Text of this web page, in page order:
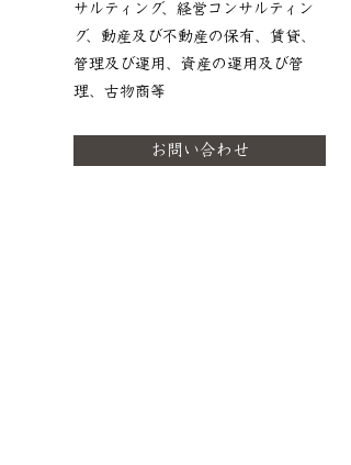
サルティング、経営コンサルティン
グ、動産及び不動産の保有、賃貸、
管理及び運用、資産の運用及び管
理、古物商等
お問い合わせ